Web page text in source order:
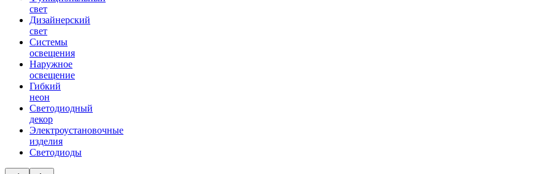
свет
Дизайнерский
свет
Системы
освещения
Наружное
освещение
Гибкий
неон
Светодиодный
декор
Электроустановочные
изделия
Светодиоды